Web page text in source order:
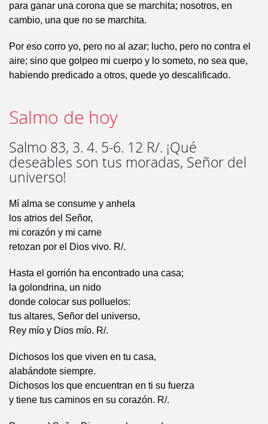
para ganar una corona que se marchita; nosotros, en
cambio, una que no se marchita.
Por eso corro yo, pero no al azar; lucho, pero no contra el
aire; sino que golpeo mi cuerpo y lo someto, no sea que,
habiendo predicado a otros, quede yo descalificado.
Salmo de hoy
Salmo 83, 3. 4. 5-6. 12 R/. ¡Qué
deseables son tus moradas, Señor del
universo!
Mí alma se consume y anhela
los atrios del Señor,
mi corazón y mi carne
retozan por el Dios vivo. R/.
Hasta el gorrión ha encontrado una casa;
la golondrina, un nido
donde colocar sus polluelos:
tus altares, Señor del universo,
Rey mío y Dios mío. R/.
Dichosos los que viven en tu casa,
alabándote siempre.
Dichosos los que encuentran en ti su fuerza
y tiene tus caminos en su corazón. R/.